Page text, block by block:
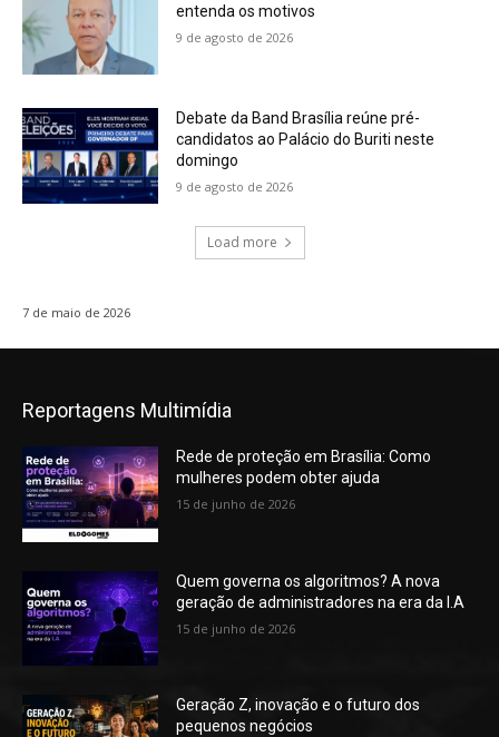
entenda os motivos
9 de agosto de 2026
Debate da Band Brasília reúne pré-
candidatos ao Palácio do Buriti neste
domingo
9 de agosto de 2026
Load more
7 de maio de 2026
Reportagens Multimídia
Rede de proteção em Brasília: Como
mulheres podem obter ajuda
15 de junho de 2026
Quem governa os algoritmos? A nova
geração de administradores na era da I.A
15 de junho de 2026
Geração Z, inovação e o futuro dos
pequenos negócios